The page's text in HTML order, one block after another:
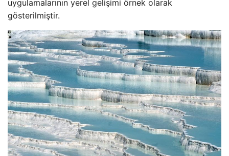
uygulamalarının yerel gelişimi örnek olarak
gösterilmiştir.